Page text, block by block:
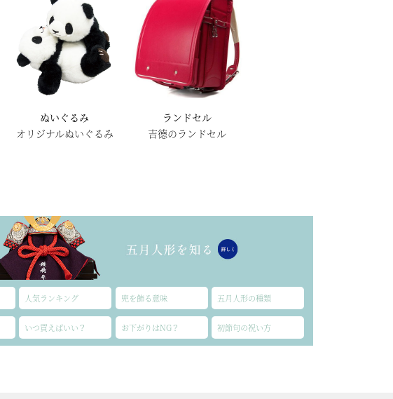
ぬいぐるみ
オリジナルぬいぐるみ
ランドセル
吉德のランドセル
人気ランキング 兜を飾る意味 五月人形の種類
いつ買えばいい？ お下がりはNG？ 初節句の祝い方